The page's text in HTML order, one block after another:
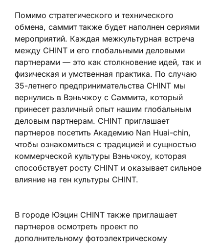
Помимо стратегического и технического
обмена, саммит также будет наполнен сериями
мероприятий. Каждая межкультурная встреча
между CHINT и его глобальными деловыми
партнерами — это как столкновение идей, так и
физическая и умственная практика. По случаю
35-летнего предпринимательства CHINT мы
вернулись в Вэньчжоу с Саммита, который
принесет различный опыт нашим глобальным
деловым партнерам. CHINT приглашает
партнеров посетить Академию Nan Huai-chin,
чтобы ознакомиться с традицией и сущностью
коммерческой культуры Вэньчжоу, которая
способствует росту CHINT и оказывает сильное
влияние на ген культуры CHINT.
В городе Юэцин CHINT также приглашает
партнеров осмотреть проект по
дополнительному фотоэлектрическому